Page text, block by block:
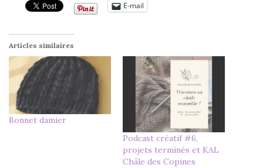
E-mail
Articles similaires
Bonnet damier
Podcast créatif #6,
projets terminés et KAL
Châle des Copines